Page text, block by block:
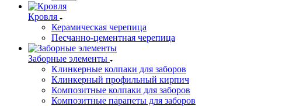
Кровля
Керамическая черепица
Песчанно-цементная черепица
Заборные элементы
Клинкерные колпаки для заборов
Клинкерный профильный кирпич
Композитные колпаки для заборов
Композитные парапеты для заборов